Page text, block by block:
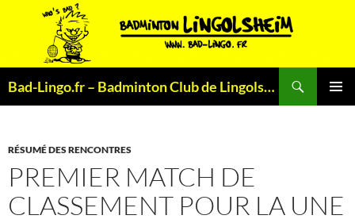
Bad-Lingo.fr – Badminton Club de Lingolsheim
RÉSUMÉ DES RENCONTRES
PREMIER MATCH DE
CLASSEMENT POUR LA UNE